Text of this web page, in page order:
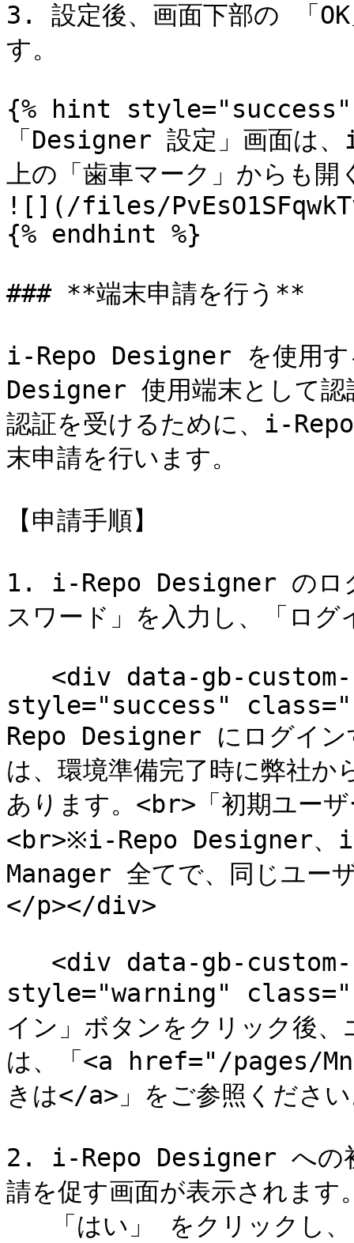
3. 設定後、画面下部の 「
す。
{% hint style="success"
「Designer 設定」画面は
上の「歯車マーク」からも
![](/files/
{% endhint %}
### **端末申請を行う**
i-Repo Designer を使用す
Designer 使用端末として認
認証を受けるために、i-
末申請を行います。
【申請手順】
1. i-Repo Designer のログ
スワード」を入力し、「ロ
style="success"
Repo Designer にログイン
は、環境準備完了時に弊社か
あります。<br>「初期ユー
<br>※i-Repo Designer、
Manager 全てで、同じユー
</p></div>
style="warning"
イン」ボタンをクリック後
は、「<a href="/pages/
きは</a>」をご参照くださ
2. i-Repo Designer への初
請を促す画面が表示されます